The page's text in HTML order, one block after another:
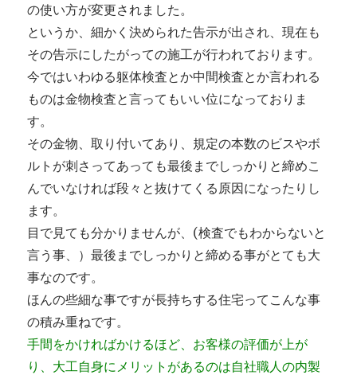
の使い方が変更されました。
というか、細かく決められた告示が出され、現在も
その告示にしたがっての施工が行われております。
今ではいわゆる躯体検査とか中間検査とか言われる
ものは金物検査と言ってもいい位になっておりま
す。
その金物、取り付いてあり、規定の本数のビスやボ
ルトが刺さってあっても最後までしっかりと締めこ
んでいなければ段々と抜けてくる原因になったりし
ます。
目で見ても分かりませんが、(検査でもわからないと
言う事、）最後までしっかりと締める事がとても大
事なのです。
ほんの些細な事ですが長持ちする住宅ってこんな事
の積み重ねです。
手間をかければかけるほど、お客様の評価が上が
り、大工自身にメリットがあるのは自社職人の内製